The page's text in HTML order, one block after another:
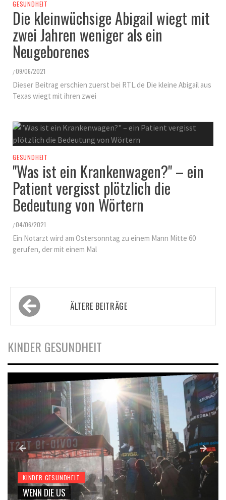
GESUNDHEIT
Die kleinwüchsige Abigail wiegt mit
zwei Jahren weniger als ein
Neugeborenes
/09/06/2021
Dieser Beitrag erschien zuerst bei RTL.de Die kleine Abigail aus
Texas wiegt mit ihren zwei
GESUNDHEIT
"Was ist ein Krankenwagen?" – ein
Patient vergisst plötzlich die
Bedeutung von Wörtern
/04/06/2021
Ein Notarzt wird am Ostersonntag zu einem Mann Mitte 60
gerufen, der mit einem Mal
Beitragsnavigation
ÄLTERE BEITRÄGE
KINDER GESUNDHEIT
KINDER GESUNDHEIT
WENN DIE US